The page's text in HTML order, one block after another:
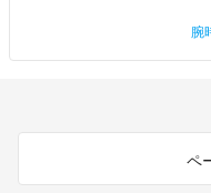
腕
ペ